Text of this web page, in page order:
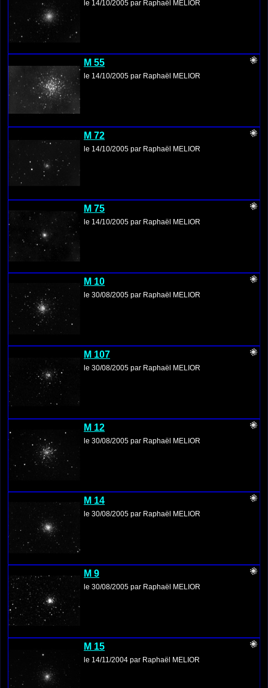
le 14/10/2005 par Raphaël MELIOR
M 55
le 14/10/2005 par Raphaël MELIOR
M 72
le 14/10/2005 par Raphaël MELIOR
M 75
le 14/10/2005 par Raphaël MELIOR
M 10
le 30/08/2005 par Raphaël MELIOR
M 107
le 30/08/2005 par Raphaël MELIOR
M 12
le 30/08/2005 par Raphaël MELIOR
M 14
le 30/08/2005 par Raphaël MELIOR
M 9
le 30/08/2005 par Raphaël MELIOR
M 15
le 14/11/2004 par Raphaël MELIOR